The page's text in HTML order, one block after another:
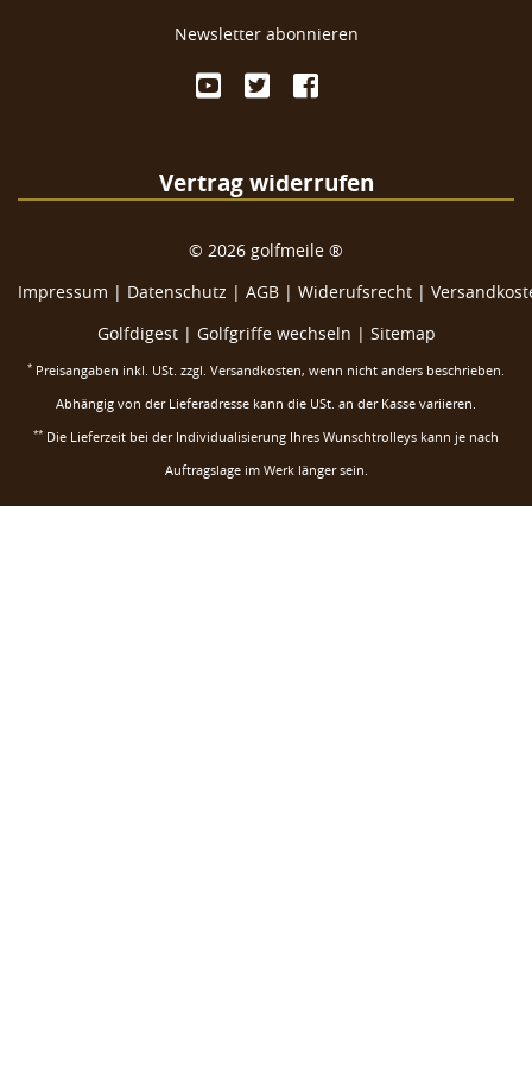
Newsletter abonnieren
Vertrag widerrufen
© 2026 golfmeile ®
Impressum | Datenschutz | AGB | Widerufsrecht |
Golfdigest| Golfgriffe wechseln | Sitemap
* Preisangaben inkl. USt. zzgl. Versandkosten, wenn nicht anders beschrieben.
Abhängig von der Lieferadresse kann die USt. an der Kasse variieren.
** Die Lieferzeit bei der Individualisierung Ihres Wunschtrolleys kann je nach
Auftragslage im Werk länger sein.